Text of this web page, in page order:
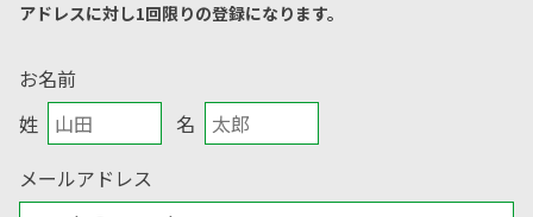
アドレスに対し1回限りの登録になります。
お名前
姓
名
メールアドレス